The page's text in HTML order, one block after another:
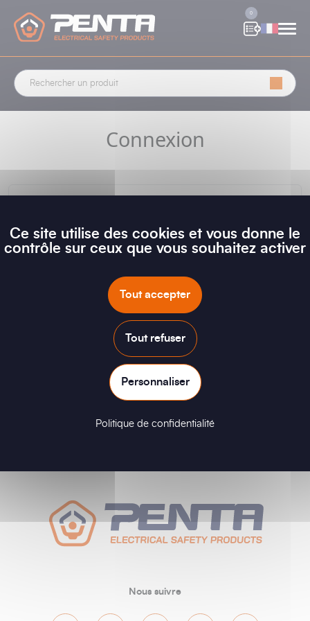
0
Connexion
Mot de passe
Mot de passe oublié ?
Se connecter
Nous suivre
Ce site utilise des cookies et vous donne le
contrôle sur ceux que vous souhaitez activer
Tout accepter
Tout refuser
Personnaliser
Politique de confidentialité